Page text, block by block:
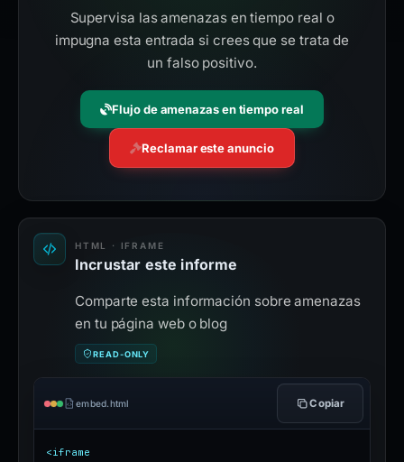
Supervisa las amenazas en tiempo real o
impugna esta entrada si crees que se trata de
un falso positivo.
Flujo de amenazas en tiempo real
Reclamar este anuncio
HTML · IFRAME
Incrustar este informe
Comparte esta información sobre amenazas
en tu página web o blog
READ-ONLY
embed.html Copiar
<iframe